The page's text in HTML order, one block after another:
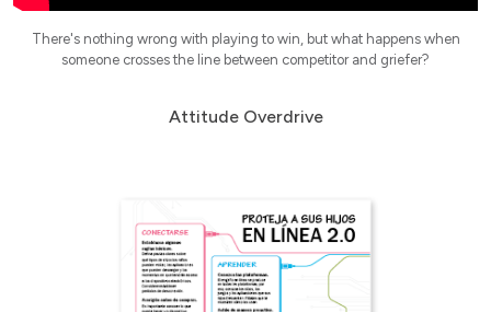
There's nothing wrong with playing to win, but what happens when
someone crosses the line between competitor and griefer?
Attitude Overdrive